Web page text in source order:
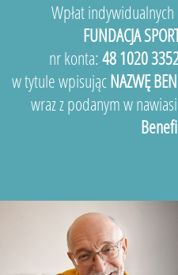
Wpłat
FUNDACJA
nr konta: 48 1020
w tytule wpisującNAZWĘ
wraz z podanym w